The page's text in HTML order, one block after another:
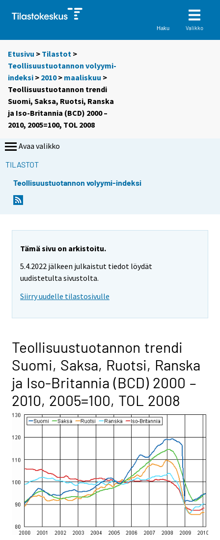
Haku Valikko
Etusivu > Tilastot >
Teollisuustuotannon volyymi-
indeksi > 2010> maaliskuu >
Teollisuustuotannon trendi
Suomi, Saksa, Ruotsi, Ranska
ja Iso-Britannia (BCD) 2000 –
2010, 2005=100, TOL 2008
Avaa valikko
TILASTOT
Teollisuustuotannon volyymi-indeksi
Tämä sivu on arkistoitu.
5.4.2022 jälkeen julkaistut tiedot löydät
uudistetulta sivustolta.
Siirry uudelle tilastosivulle
Teollisuustuotannon trendi
Suomi, Saksa, Ruotsi, Ranska
ja Iso-Britannia (BCD) 2000 –
2010, 2005=100, TOL 2008